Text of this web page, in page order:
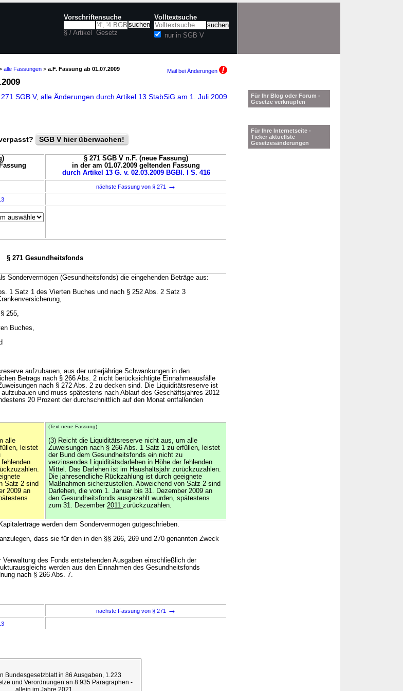
Vorschriftensuche
§ / Artikel Gesetz
Volltextsuche
nur in SGB V
alle Fassungen > a.F. Fassung ab 01.07.2009 Mail bei Änderungen
SGB V, alle Änderungen durch Artikel 13 StabSiG am 1. Juli 2009
SGB V hier überwachen!
§ 271 SGB V n.F. (neue Fassung)
in der am 01.07.2009 geltenden Fassung
durch Artikel 13 G. v. 02.03.2009 BGBl. I S. 416
nächste Fassung von § 271
→
§ 271 Gesundheitsfonds
Sondervermögen (Gesundheitsfonds) die eingehenden Beträge aus:
1 Satz 1 des Vierten Buches und nach § 252 Abs. 2 Satz 3
255,
Buches,
aufzubauen, aus der unterjährige Schwankungen in den
Betrags nach § 266 Abs. 2 nicht berücksichtigte Einnahmeausfälle
nach § 272 Abs. 2 zu decken sind. Die Liquiditätsreserve ist
und muss spätestens nach Ablauf des Geschäftsjahres 2012
20 Prozent der durchschnittlich auf den Monat entfallenden
alle
leistet
Satz 2 sind
2009 an
(Text neue Fassung)
(3) Reicht die Liquiditätsreserve nicht aus, um alle
Zuweisungen nach § 266 Abs. 1 Satz 1 zu erfüllen, leistet
der Bund dem Gesundheitsfonds ein nicht zu
verzinsendes Liquiditätsdarlehen in Höhe der fehlenden
Mittel. Das Darlehen ist im Haushaltsjahr zurückzuzahlen.
Die jahresendliche Rückzahlung ist durch geeignete
Maßnahmen sicherzustellen. Abweichend von Satz 2 sind
Darlehen, die vom 1. Januar bis 31. Dezember 2009 an
den Gesundheitsfonds ausgezahlt wurden, spätestens
zum 31. Dezember 2011 zurückzuzahlen.
werden dem Sondervermögen gutgeschrieben.
dass sie für den in den §§ 266, 269 und 270 genannten Zweck
des Fonds entstehenden Ausgaben einschließlich der
werden aus den Einnahmen des Gesundheitsfonds
nach § 266 Abs. 7.
nächste Fassung von § 271
→
Bundesgesetzblatt in 86 Ausgaben, 1.223
und Verordnungen an 8.935 Paragraphen -
allein im Jahre 2021.
Für Ihr Blog oder Forum -
Gesetze verknüpfen
Für Ihre Internetseite -
Ticker aktuellste
Gesetzesänderungen